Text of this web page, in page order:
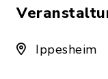
Ippesheim